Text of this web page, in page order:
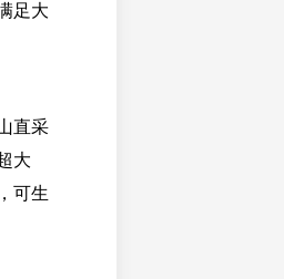
足大
直采
大
可生